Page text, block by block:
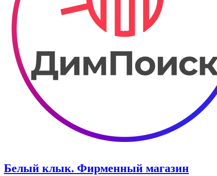
Белый клык. Фирменный магазин